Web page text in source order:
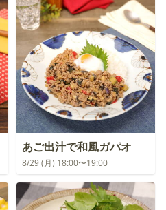
あご出汁で和風ガパオ
8/29 (月) 18:00〜19:00